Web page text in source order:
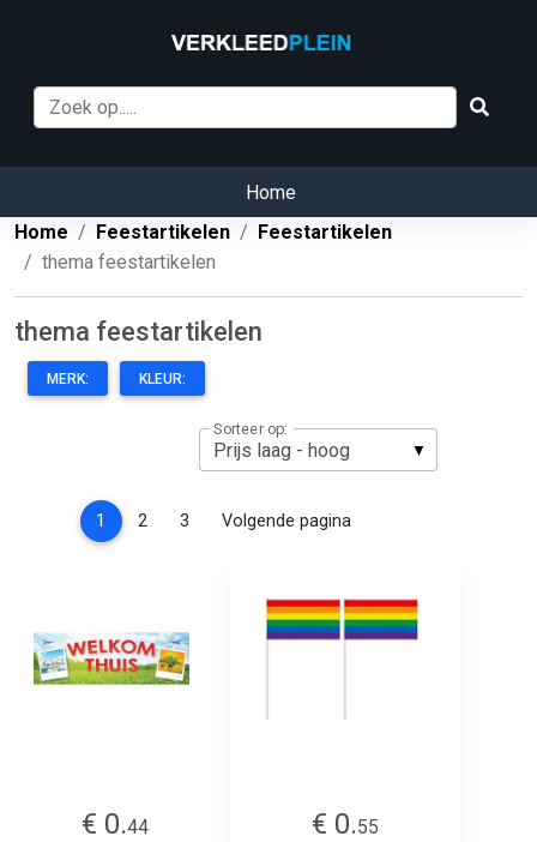
Home
Home
Feestartikelen
Feestartikelen
thema feestartikelen
thema feestartikelen
MERK: KLEUR:
Sorteer op:
1 (current)
2 3 Volgende pagina
€ 0.44
€ 0.55